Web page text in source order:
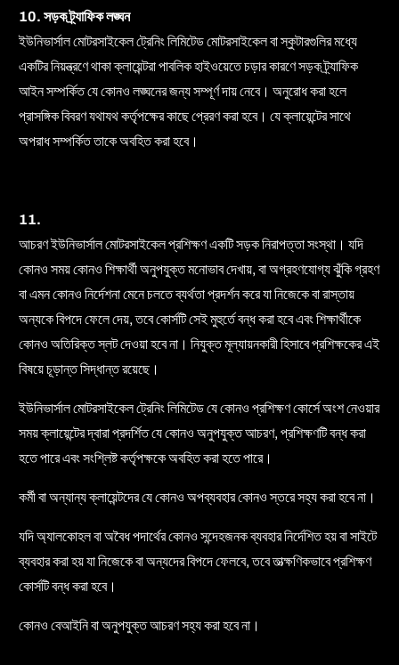
10. সড়ক ট্র্যাফিক লঙ্ঘন
ইউনিভার্সাল মোটরসাইকেল ট্রেনিং লিমিটেড মোটরসাইকেল বা স্কুটারগুলির মধ্যে
একটির নিয়ন্ত্রণে থাকা ক্লায়েন্টরা পাবলিক হাইওয়েতে চড়ার কারণে সড়ক ট্র্যাফিক
আইন সম্পর্কিত যে কোনও লঙ্ঘনের জন্য সম্পূর্ণ দায় নেবে। অনুরোধ করা হলে
প্রাসঙ্গিক বিবরণ যথাযথ কর্তৃপক্ষের কাছে প্রেরণ করা হবে। যে ক্লায়েন্টের সাথে
অপরাধ সম্পর্কিত তাকে অবহিত করা হবে।
11.
আচরণ ইউনিভার্সাল মোটরসাইকেল প্রশিক্ষণ একটি সড়ক নিরাপত্তা সংস্থা। যদি
কোনও সময় কোনও শিক্ষার্থী অনুপযুক্ত মনোভাব দেখায়, বা অগ্রহণযোগ্য ঝুঁকি গ্রহণ
বা এমন কোনও নির্দেশনা মেনে চলতে ব্যর্থতা প্রদর্শন করে যা নিজেকে বা রাস্তায়
অন্যকে বিপদে ফেলে দেয়, তবে কোর্সটি সেই মুহুর্তে বন্ধ করা হবে এবং শিক্ষার্থীকে
কোনও অতিরিক্ত স্লট দেওয়া হবে না। নিযুক্ত মূল্যায়নকারী হিসাবে প্রশিক্ষকের এই
বিষয়ে চূড়ান্ত সিদ্ধান্ত রয়েছে।
ইউনিভার্সাল মোটরসাইকেল ট্রেনিং লিমিটেড যে কোনও প্রশিক্ষণ কোর্সে অংশ নেওয়ার
সময় ক্লায়েন্টের দ্বারা প্রদর্শিত যে কোনও অনুপযুক্ত আচরণ, প্রশিক্ষণটি বন্ধ করা
হতে পারে এবং সংশ্লিষ্ট কর্তৃপক্ষকে অবহিত করা হতে পারে।
কর্মী বা অন্যান্য ক্লায়েন্টদের যে কোনও অপব্যবহার কোনও স্তরে সহ্য করা হবে না।
যদি অ্যালকোহল বা অবৈধ পদার্থের কোনও সন্দেহজনক ব্যবহার নির্দেশিত হয় বা সাইটে
ব্যবহার করা হয় যা নিজেকে বা অন্যদের বিপদে ফেলবে, তবে তাত্ক্ষণিকভাবে প্রশিক্ষণ
কোর্সটি বন্ধ করা হবে।
কোনও বেআইনি বা অনুপযুক্ত আচরণ সহ্য করা হবে না।